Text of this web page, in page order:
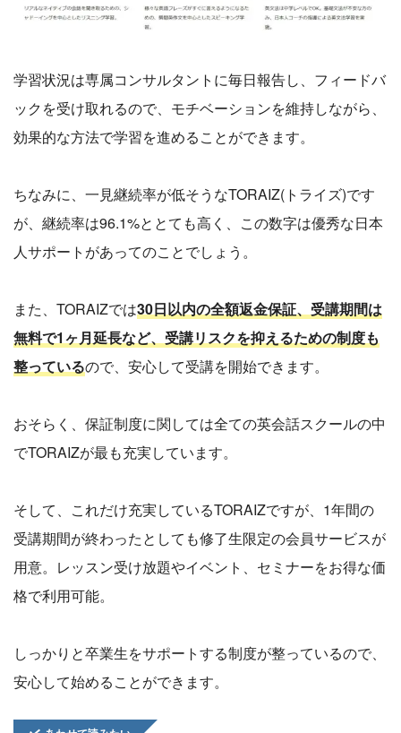
学習状況は専属コンサルタントに毎日報告し、フィードバ
ックを受け取れるので、モチベーションを維持しながら、
効果的な方法で学習を進めることができます。
ちなみに、一見継続率が低そうなTORAIZ(トライズ)です
が、継続率は96.1%ととても高く、この数字は優秀な日本
人サポートがあってのことでしょう。
また、TORAIZでは30日以内の全額返金保証、受講期間は
無料で1ヶ月延長など、受講リスクを抑えるための制度も
整っているので、安心して受講を開始できます。
おそらく、保証制度に関しては全ての英会話スクールの中
でTORAIZが最も充実しています。
そして、これだけ充実しているTORAIZですが、1年間の
受講期間が終わったとしても修了生限定の会員サービスが
用意。レッスン受け放題やイベント、セミナーをお得な価
格で利用可能。
しっかりと卒業生をサポートする制度が整っているので、
安心して始めることができます。